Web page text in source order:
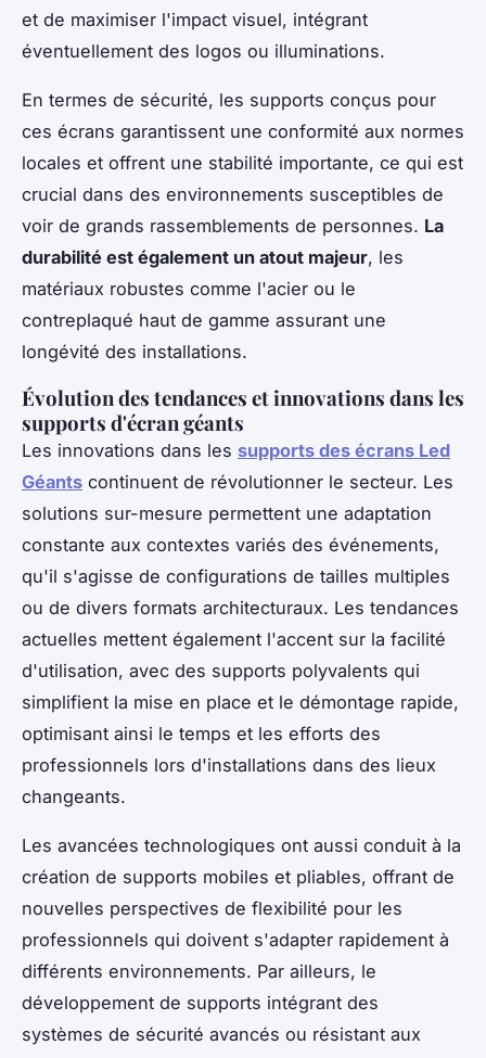
et de maximiser l'impact visuel, intégrant
éventuellement des logos ou illuminations.
En termes de sécurité, les supports conçus pour
ces écrans garantissent une conformité aux normes
locales et offrent une stabilité importante, ce qui est
crucial dans des environnements susceptibles de
voir de grands rassemblements de personnes. La
durabilité est également un atout majeur, les
matériaux robustes comme l'acier ou le
contreplaqué haut de gamme assurant une
longévité des installations.
Évolution des tendances et innovations dans les
supports d'écran géants
Les innovations dans les supports des écrans Led
Géants continuent de révolutionner le secteur. Les
solutions sur-mesure permettent une adaptation
constante aux contextes variés des événements,
qu'il s'agisse de configurations de tailles multiples
ou de divers formats architecturaux. Les tendances
actuelles mettent également l'accent sur la facilité
d'utilisation, avec des supports polyvalents qui
simplifient la mise en place et le démontage rapide,
optimisant ainsi le temps et les efforts des
professionnels lors d'installations dans des lieux
changeants.
Les avancées technologiques ont aussi conduit à la
création de supports mobiles et pliables, offrant de
nouvelles perspectives de flexibilité pour les
professionnels qui doivent s'adapter rapidement à
différents environnements. Par ailleurs, le
développement de supports intégrant des
systèmes de sécurité avancés ou résistant aux